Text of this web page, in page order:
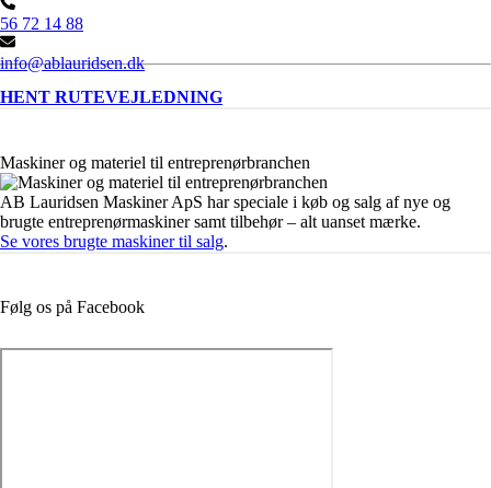
56 72 14 88
info@ablauridsen.dk
HENT RUTEVEJLEDNING
Maskiner og materiel til entreprenørbranchen
AB Lauridsen Maskiner ApS har speciale i køb og salg af nye og
brugte entreprenørmaskiner samt tilbehør – alt uanset mærke.
Se vores brugte maskiner til salg.
Følg os på Facebook